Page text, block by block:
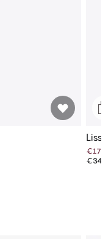
Lissi
€17.47